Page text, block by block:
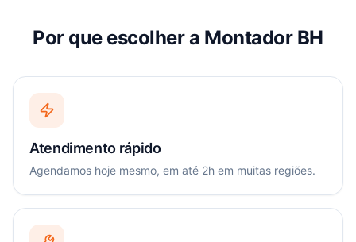
Por que escolher a Montador BH
Atendimento rápido
Agendamos hoje mesmo, em até 2h em muitas regiões.